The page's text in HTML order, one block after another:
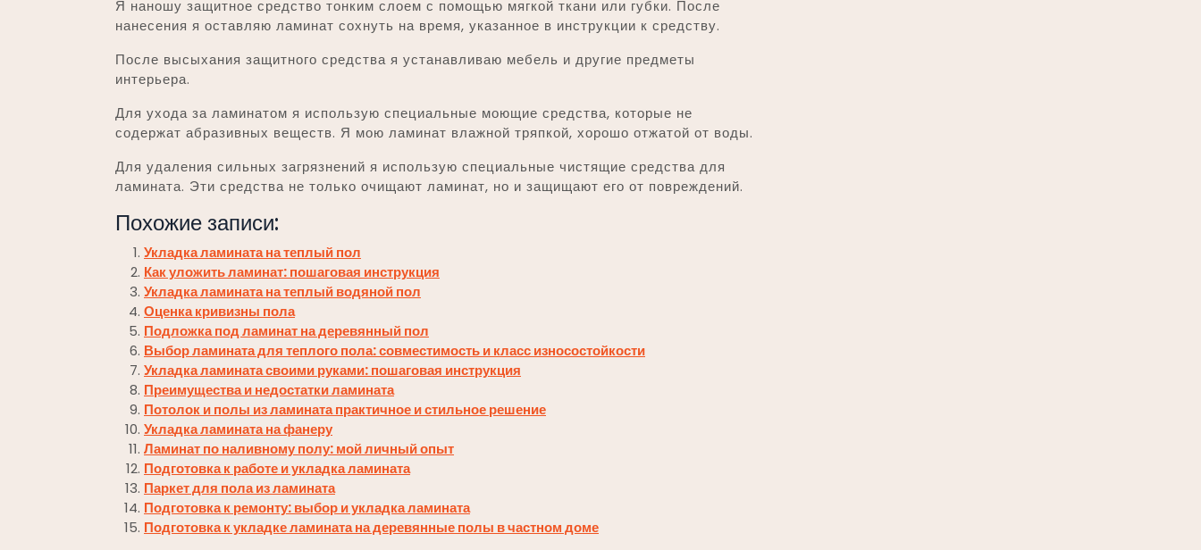
Я наношу защитное средство тонким слоем с помощью мягкой ткани или губки. После
нанесения я оставляю ламинат сохнуть на время, указанное в инструкции к средству.
После высыхания защитного средства я устанавливаю мебель и другие предметы
интерьера.
Для ухода за ламинатом я использую специальные моющие средства, которые не
содержат абразивных веществ. Я мою ламинат влажной тряпкой, хорошо отжатой от воды.
Для удаления сильных загрязнений я использую специальные чистящие средства для
ламината. Эти средства не только очищают ламинат, но и защищают его от повреждений.
Похожие записи:
Укладка ламината на теплый пол
Как уложить ламинат: пошаговая инструкция
Укладка ламината на теплый водяной пол
Оценка кривизны пола
Подложка под ламинат на деревянный пол
Выбор ламината для теплого пола: совместимость и класс износостойкости
Укладка ламината своими руками: пошаговая инструкция
Преимущества и недостатки ламината
Потолок и полы из ламината практичное и стильное решение
Укладка ламината на фанеру
Ламинат по наливному полу: мой личный опыт
Подготовка к работе и укладка ламината
Паркет для пола из ламината
Подготовка к ремонту: выбор и укладка ламината
Подготовка к укладке ламината на деревянные полы в частном доме